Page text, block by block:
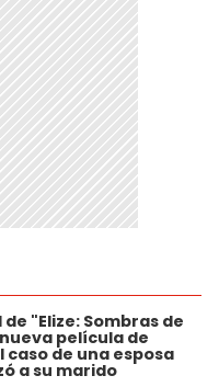
"Elize: Sombras de
película de
caso de una esposa
a su marido